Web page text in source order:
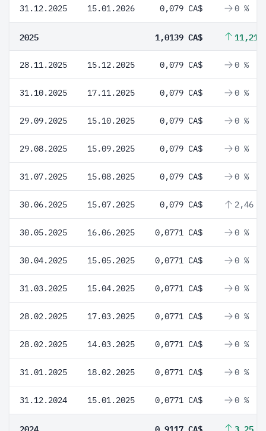
31.12.2025 15.01.2026 0,079 CA$ 0 %
2025 1,0139 CA$ 11,21
28.11.2025 15.12.2025 0,079 CA$ 0 %
31.10.2025 17.11.2025 0,079 CA$ 0 %
29.09.2025 15.10.2025 0,079 CA$ 0 %
29.08.2025 15.09.2025 0,079 CA$ 0 %
31.07.2025 15.08.2025 0,079 CA$ 0 %
30.06.2025 15.07.2025 0,079 CA$ 2,46 %
30.05.2025 16.06.2025 0,0771 CA$ 0 %
30.04.2025 15.05.2025 0,0771 CA$ 0 %
31.03.2025 15.04.2025 0,0771 CA$ 0 %
28.02.2025 17.03.2025 0,0771 CA$ 0 %
28.02.2025 14.03.2025 0,0771 CA$ 0 %
31.01.2025 18.02.2025 0,0771 CA$ 0 %
31.12.2024 15.01.2025 0,0771 CA$ 0 %
2024 0,9117 CA$ 3,25 %